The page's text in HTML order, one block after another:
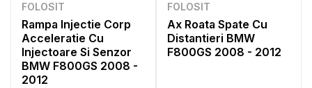
FOLOSIT
Rampa Injectie Corp
Acceleratie Cu
Injectoare Si Senzor
BMW F800GS 2008 -
2012
FOLOSIT
Ax Roata Spate Cu
Distantieri BMW
F800GS 2008 - 2012